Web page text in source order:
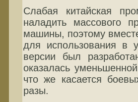
Слабая китайская
наладить массового
машины, поэтому
для использования в
версии был
оказалась
что же касается
разы.